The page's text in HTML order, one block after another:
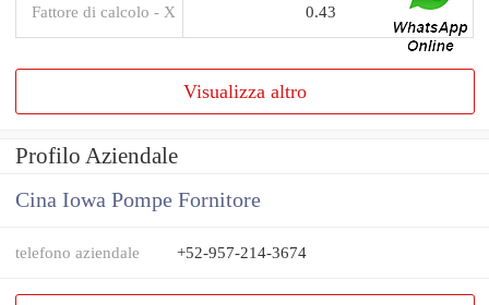
Fattore di calcolo - X 0.43
Visualizza altro
Profilo Aziendale
Cina Iowa Pompe Fornitore
telefono aziendale +52-957-214-3674